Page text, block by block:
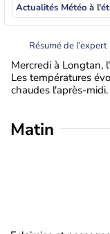
Résumé de l’expert
Mercredi à Longtan,
Les températures
chaudes l'après-midi.
Matin